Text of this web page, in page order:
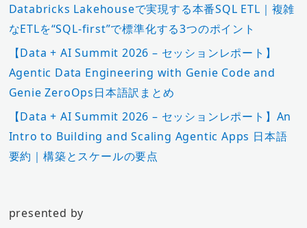
Databricks Lakehouseで実現する本番SQL ETL｜複雑
なETLを“SQL-first”で標準化する3つのポイント
【Data + AI Summit 2026 – セッションレポート】
Agentic Data Engineering with Genie Code and
Genie ZeroOps日本語訳まとめ
【Data + AI Summit 2026 – セッションレポート】An
Intro to Building and Scaling Agentic Apps 日本語
要約｜構築とスケールの要点
presented by